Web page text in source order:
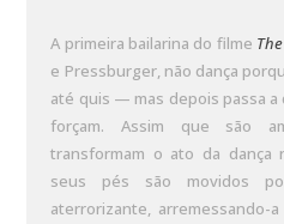
A primeira bailarina do filme
e Pressburger, não dança
até quis — mas depois passa a
forçam. Assim que são
transformam o ato da dança
seus pés são movidos
aterrorizante, arremessando-